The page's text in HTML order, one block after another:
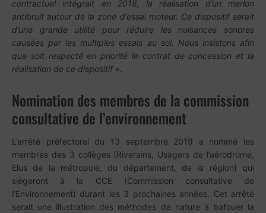
contractuel intégrait en 2018, la réalisation d’un merlon
antibruit autour de la zone d’essai moteur. Ce dispositif serait
d’une grande utilité pour réduire les nuisances sonores
causées par les multiples essais au sol. Nous insistons afin
que soit respecté en priorité le contrat de concession et la
réalisation de ce dispositif».
Nomination des membres de la commission
consultative de l’environnement
L’arrêté préfectoral du 13 septembre 2019 a nommé les
membres des 3 collèges (Riverains, Usagers de l’aérodrome,
Elus de la métropole, du département, de la région) qui
siègeront à la CCE (Commission consultative de
l’Environnement) durant les 3 prochaines années. Cet arrêté
serait une illustration des méthodes de nature à bafouer la